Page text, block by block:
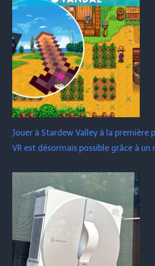
Jouer à Stardew Valley à la première
VR est désormais possible grâce à un